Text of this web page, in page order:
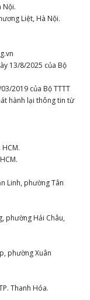
Nội.
Liệt, Hà Nội.
13/8/2025 của Bộ
2019 của Bộ TTTT
hành lại thông tin từ
Linh, phường Tân
phường Hải Châu,
phường Xuân
Thanh Hóa.